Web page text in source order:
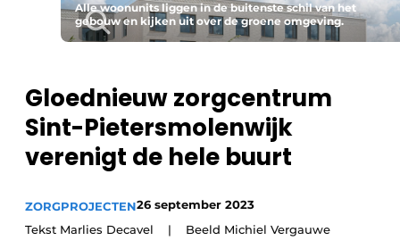
Evenement aanmelden
Jaarboek
Nieuwsbrief
Podcasts
Privacy / Cookie statement
Vacatures
Akoestiek
Alle woonunits liggen in de buitenste schil van het
gebouw en kijken uit over de groene omgeving.
Gloednieuw zorgcentrum
Sint-Pietersmolenwijk
verenigt de hele buurt
ZORGPROJECTEN26 september 2023
Tekst Marlies Decavel | Beeld Michiel Vergauwe